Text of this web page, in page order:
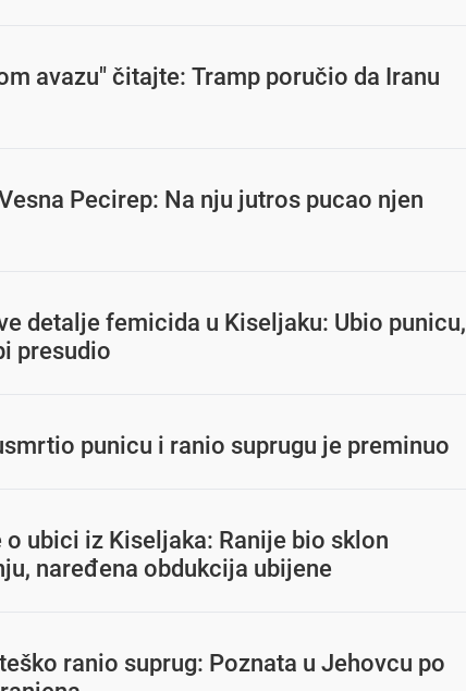
avazu" čitajte: Tramp poručio da Iranu
Pecirep: Na nju jutros pucao njen
detalje femicida u Kiseljaku: Ubio punicu,
presudio
punicu i ranio suprugu je preminuo
ubici iz Kiseljaka: Ranije bio sklon
naređena obdukcija ubijene
ranio suprug: Poznata u Jehovcu po